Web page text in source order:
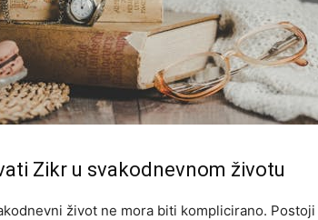
Zikr u svakodnevnom životu
život ne mora biti komplicirano.